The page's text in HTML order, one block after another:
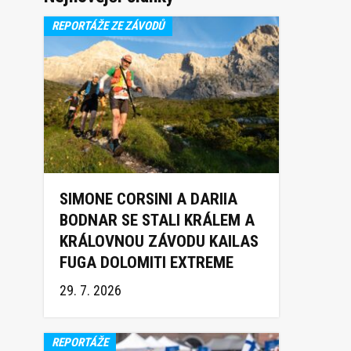
REPORTÁŽE ZE ZÁVODŮ
SIMONE CORSINI A DARIIA
BODNAR SE STALI KRÁLEM A
KRÁLOVNOU ZÁVODU KAILAS
FUGA DOLOMITI EXTREME
TRAIL 2026
29. 7. 2026
REPORTÁŽE